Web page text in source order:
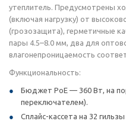
утеплитель. Предусмотрены
(включая нагрузку) от
(грозозащита), герметичные
пары 4.5–8.0 мм, два для
влагонепроницаемость
Функциональность:
Бюджет PoE — 360 Вт, на
переключателем).
Сплайс-кассета на 32